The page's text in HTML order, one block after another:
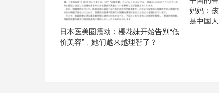
日本医美圈震动：樱花妹开始告别“低
价美容”，她们越来越理智了？
妈妈：
是中国